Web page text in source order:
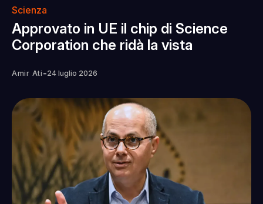
Scienza
Approvato in UE il chip di Science
Corporation che ridà la vista
Amir Ati -24 luglio 2026